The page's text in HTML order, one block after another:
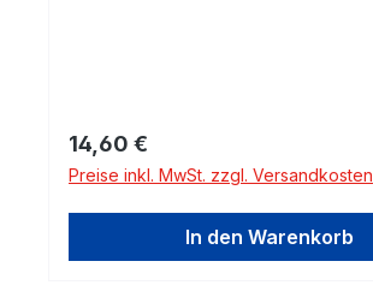
Regulärer Preis:
14,60 €
Preise inkl. MwSt. zzgl. Versandkosten
In den Warenkorb